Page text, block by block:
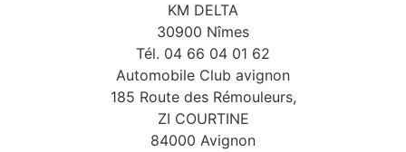
KM DELTA
30900 Nîmes
Tél. 04 66 04 01 62
Automobile Club avignon
185 Route des Rémouleurs,
ZI COURTINE
84000 Avignon